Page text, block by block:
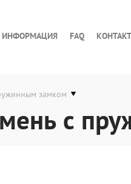
ИНФОРМАЦИЯ FAQ
замком
с